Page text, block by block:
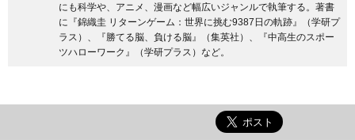
にも科学や、アニメ、漫画など幅広いジャンルで執筆する。著書
に『錦織圭 リターンゲーム：世界に挑む9387日の軌跡』（学研プ
ラス）、『勝てる脳、負ける脳』（集英社）、『中高生のスポー
ツハローワーク』（学研プラス）など。